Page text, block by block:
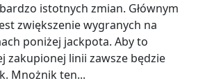
istotnych zmian. Głównym
zwiększenie wygranych na
poniżej jackpota. Aby to
zakupionej linii zawsze będzie
Mnożnik ten...